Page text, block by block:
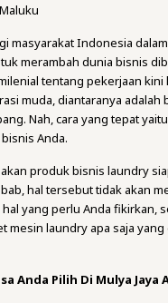
masyarakat Indonesia
merambah dunia bisnis
tentang pekerjaan
muda, diantaranya
Nah, cara yang tepat
Anda.
produk bisnis laundry
hal tersebut tidak akan
yang perlu Anda fikirkan,
laundry apa saja
Anda Pilih Di Mulya Jaya